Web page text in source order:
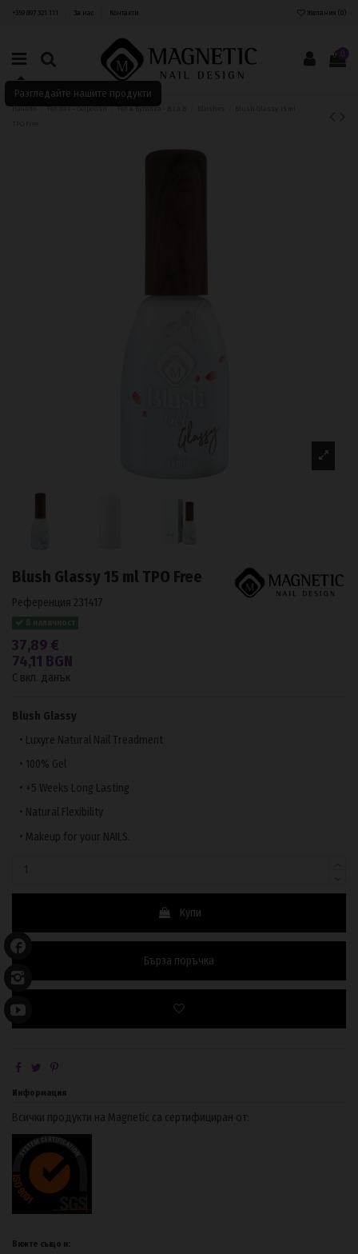
+359 897 321 111 За нас Контакти Желания (0)
Разгледайте нашите продукти
0
Начало Гел лак - Gelpolish Гел в Бутилка - B.I.A.B
Blush Glassy 15 ml TPO Free
Референция 231417
37,89 €
74,11 BGN
С вкл. данък
Blush Glassy
• Luxyre Natural Nail Treadment
• 100% Gel
• +5 Weeks Long Lasting
• Natural Flexibility
• Makeup for your NAILS.
Купи
Бърза поръчка
Информация
Всички продукти на Magnetic са сертифициран от:
Вижте също и: